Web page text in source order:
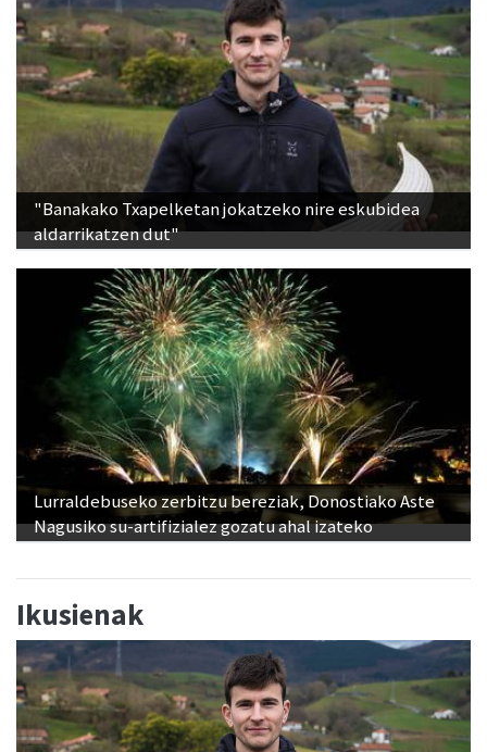
"Banakako Txapelketan jokatzeko nire eskubidea
aldarrikatzen dut"
Lurraldebuseko zerbitzu bereziak, Donostiako Aste
Nagusiko su-artifizialez gozatu ahal izateko
Ikusienak